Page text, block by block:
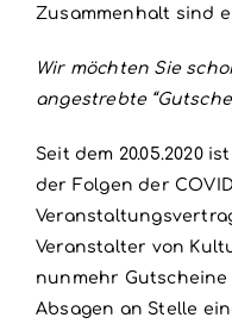
Zusammenhalt sind
Wir möchten Sie
angestrebte
Seit dem 20.05.2020
der Folgen der
Veranstalter von
nunmehr
Absagen an Stelle